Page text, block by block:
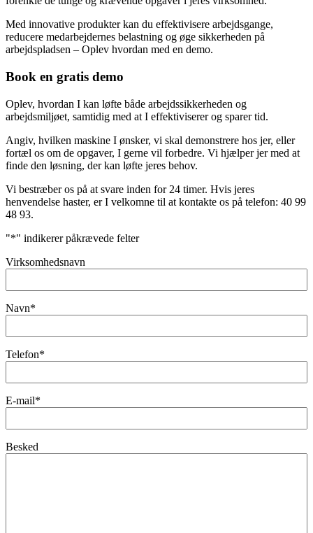
Med innovative produkter kan du effektivisere arbejdsgange,
reducere medarbejdernes belastning og øge sikkerheden på
arbejdspladsen – Oplev hvordan med en demo.
Book en gratis demo
Oplev, hvordan I kan løfte både arbejdssikkerheden og
arbejdsmiljøet, samtidig med at I effektiviserer og sparer tid.
Angiv, hvilken maskine I ønsker, vi skal demonstrere hos jer, eller
fortæl os om de opgaver, I gerne vil forbedre. Vi hjælper jer med at
finde den løsning, der kan løfte jeres behov.
Vi bestræber os på at svare inden for 24 timer. Hvis jeres
henvendelse haster, er I velkomne til at kontakte os på telefon: 40 99
48 93.
"*" indikerer påkrævede felter
Virksomhedsnavn
Navn*
Telefon*
E-mail*
Besked